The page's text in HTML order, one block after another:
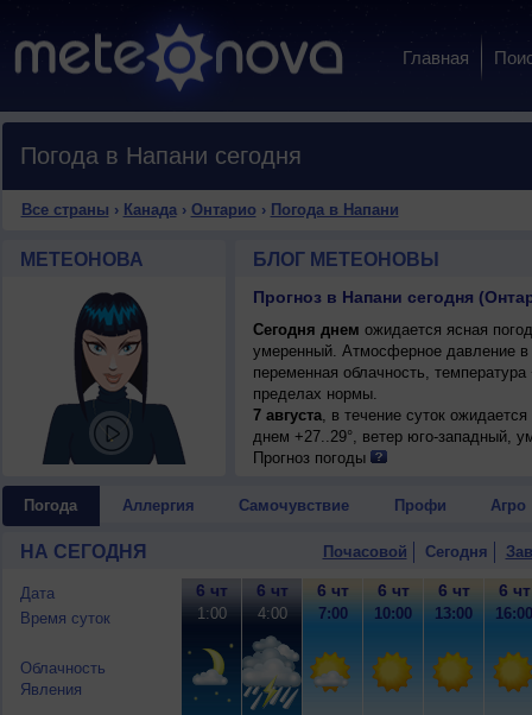
Главная
Погода в Напани сегодня
Все страны › Канада› Онтарио › Погода в Напани
МЕТЕОНОВА БЛОГ МЕТЕОНОВЫ
Прогноз в Напани сегодня
Сегодня днем ожидается ясная
умеренный. Атмосферное давление
переменная облачность,
пределах нормы.
7 августа, в течение суток
днем +27..29°, ветер юго-западный,
Прогноз погоды
Погода Аллергия Самочувствие Профи Агро
НА СЕГОДНЯ Почасовой Сегодня
Дата
Время суток
Облачность
Явления
6 чт
1:00
6 чт
4:00
6 чт
7:00
6 чт
10:00
6 чт
13:00
6 чт
16:00